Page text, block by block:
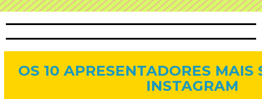
OS 10 APRESENTADORES MAIS
INSTAGRAM